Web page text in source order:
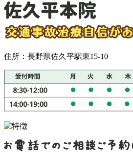
住所：長野県佐久平駅東15-10